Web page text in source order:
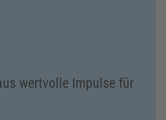
wertvolle Impulse für